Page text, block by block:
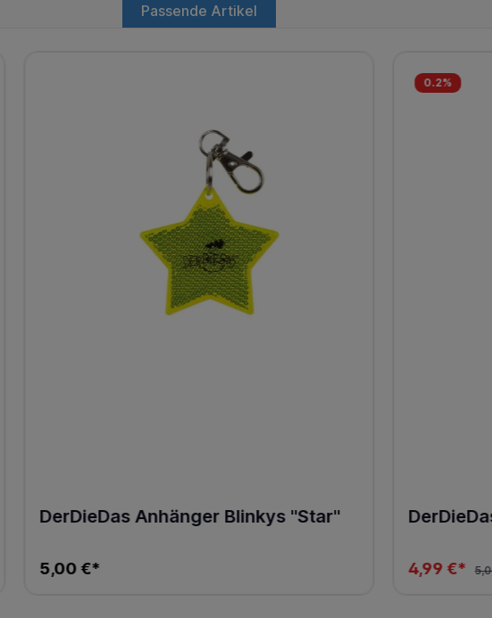
Passende Artikel
DerDieDas Anhänger Blinkys "Star"
5,00 €*
0.2%
4,99 €*